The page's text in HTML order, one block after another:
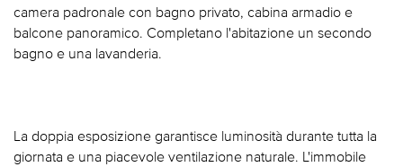
camera padronale con bagno privato, cabina armadio e
balcone panoramico. Completano l'abitazione un secondo
bagno e una lavanderia.
La doppia esposizione garantisce luminosità durante tutta la
giornata e una piacevole ventilazione naturale. L'immobile